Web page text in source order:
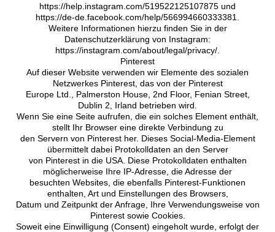
https://help.instagram.com/519522125107875 und
https://de-de.facebook.com/help/566994660333381.
Weitere Informationen hierzu finden Sie in der
Datenschutzerklärung von Instagram:
https://instagram.com/about/legal/privacy/.
Pinterest
Auf dieser Website verwenden wir Elemente des sozialen
Netzwerkes Pinterest, das von der Pinterest
Europe Ltd., Palmerston House, 2nd Floor, Fenian Street,
Dublin 2, Irland betrieben wird.
Wenn Sie eine Seite aufrufen, die ein solches Element enthält,
stellt Ihr Browser eine direkte Verbindung zu
den Servern von Pinterest her. Dieses Social-Media-Element
übermittelt dabei Protokolldaten an den Server
von Pinterest in die USA. Diese Protokolldaten enthalten
möglicherweise Ihre IP-Adresse, die Adresse der
besuchten Websites, die ebenfalls Pinterest-Funktionen
enthalten, Art und Einstellungen des Browsers,
Datum und Zeitpunkt der Anfrage, Ihre Verwendungsweise von
Pinterest sowie Cookies.
Soweit eine Einwilligung (Consent) eingeholt wurde, erfolgt der